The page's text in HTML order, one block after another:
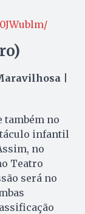
|
também no
infantil
no
Teatro
será no